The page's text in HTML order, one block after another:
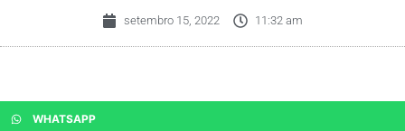
setembro 15, 2022 11:32 am
WHATSAPP